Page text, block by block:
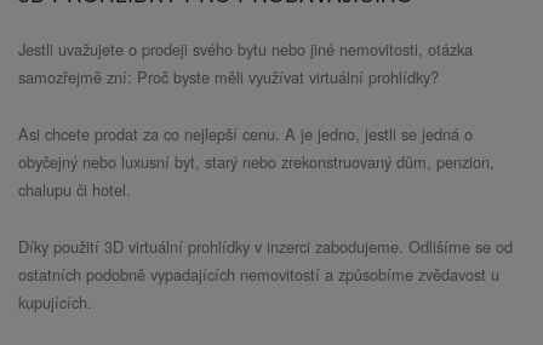
Jestli uvažujete o prodeji svého bytu nebo jiné nemovitosti, otázka
samozřejmě zní: Proč byste měli využívat virtuální prohlídky?
Asi chcete prodat za co nejlepší cenu. A je jedno, jestli se jedná o
obyčejný nebo luxusní byt, starý nebo zrekonstruovaný dům, penzion,
chalupu či hotel.
Díky použití 3D virtuální prohlídky v inzerci zabodujeme. Odlišíme se od
ostatních podobně vypadajících nemovitostí a způsobíme zvědavost u
kupujících.